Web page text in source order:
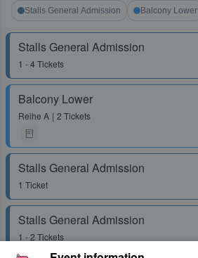
Stalls General Admission Balcony Lower
Stalls General Admission
1 - 4 Tickets
Balcony Lower
Reihe A 2 Tickets
Stalls General Admission
1 Ticket
Stalls General Admission
1 - 2 Tickets